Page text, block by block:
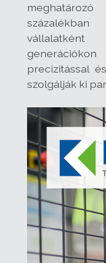
generációkon
precizitással
szolgálják ki